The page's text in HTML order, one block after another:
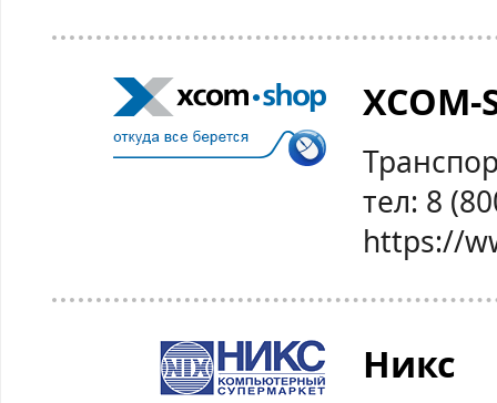
XCOM-
тел: 8
https://
Никс